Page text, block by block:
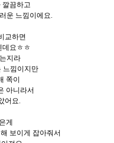
깔끔하고
운 느낌이에요.
교하면
데요ㅎㅎ
지라
느낌이지만
쪽이
아니라서
어요.
게
보이게 잡아줘서